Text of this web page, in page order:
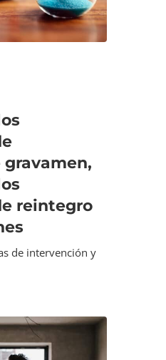
reintegro
de intervención y